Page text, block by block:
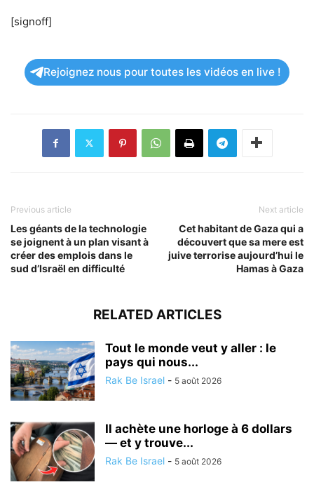
[signoff]
Rejoignez nous pour toutes les vidéos en live !
Previous article
Les géants de la technologie
se joignent à un plan visant à
créer des emplois dans le
sud d’Israël en difficulté
Next article
Cet habitant de Gaza qui a
découvert que sa mere est
juive terrorise aujourd’hui le
Hamas à Gaza
RELATED ARTICLES
Tout le monde veut y aller : le
pays qui nous...
Rak Be Israel - 5 août 2026
Il achète une horloge à 6 dollars
— et y trouve...
Rak Be Israel - 5 août 2026